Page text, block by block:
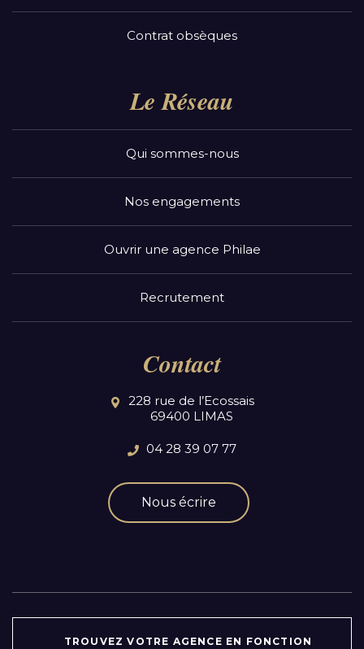
Contrat obsèques
Le Réseau
Qui sommes-nous
Nos engagements
Ouvrir une agence Philae
Recrutement
Contact
228 rue de l’Ecossais
69400 LIMAS
04 28 39 07 77
Nous écrire
TROUVEZ VOTRE AGENCE EN FONCTION